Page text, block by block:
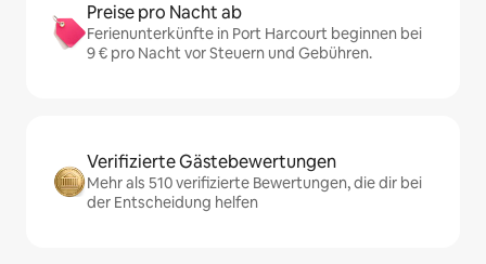
Preise pro Nacht ab
Ferienunterkünfte in Port Harcourt beginnen bei
9 € pro Nacht vor Steuern und Gebühren.
Verifizierte Gästebewertungen
Mehr als 510 verifizierte Bewertungen, die dir bei
der Entscheidung helfen